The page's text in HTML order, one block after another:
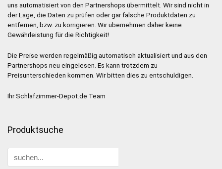
uns automatisiert von den Partnershops übermittelt. Wir sind nicht in
der Lage, die Daten zu prüfen oder gar falsche Produktdaten zu
entfernen, bzw. zu korrigieren. Wir übernehmen daher keine
Gewährleistung für die Richtigkeit!
Die Preise werden regelmäßig automatisch aktualisiert und aus den
Partnershops neu eingelesen. Es kann trotzdem zu
Preisunterschieden kommen. Wir bitten dies zu entschuldigen.
Ihr Schlafzimmer-Depot.de Team
Produktsuche